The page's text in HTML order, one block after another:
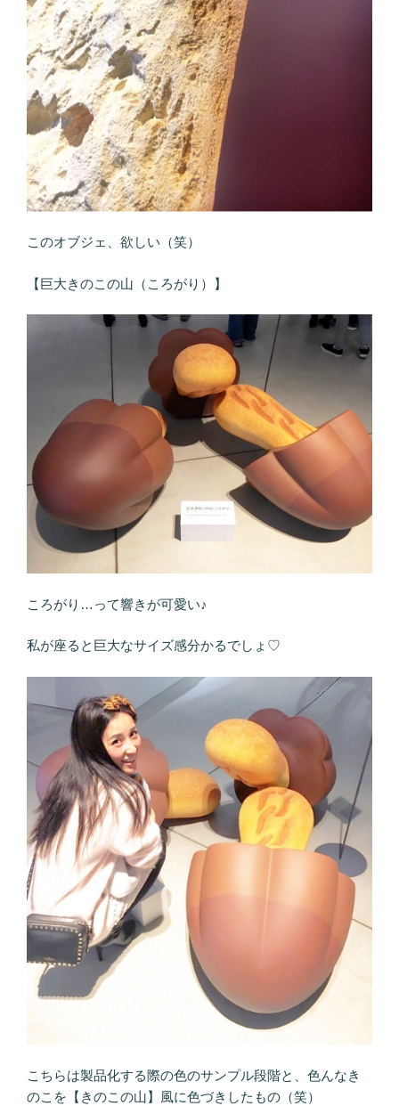
このオブジェ、欲しい（笑）
【巨大きのこの山（ころがり）】
ころがり…って響きが可愛い♪
私が座ると巨大なサイズ感分かるでしょ♡
こちらは製品化する際の色のサンプル段階と、色んなき
のこを【きのこの山】風に色づきしたもの（笑）